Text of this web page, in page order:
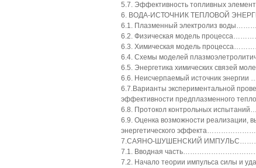
5.7. Эффективность топливных
6. ВОДА-ИСТОЧНИК ТЕПЛОВОЙ
6.1. Плазменный электролиз
6.2. Физическая модель
6.3. Химическая модель
6.4. Схемы моделей
6.5. Энергетика химических связей
6.6. Неисчерпаемый источник
6.7.Варианты экспериментальной
эффективности предплазменного
6.8. Протокол контрольных
6.9. Оценка возможности реализации,
энергетического
7.САЯНО-ШУШЕНСКИЙ
7.1. Вводная
7.2. Начало теории импульса силы и